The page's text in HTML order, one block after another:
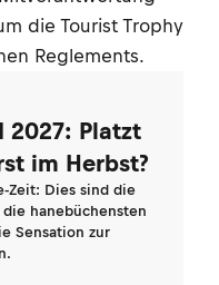
die Tourist Trophy
Reglements.
2027: Platzt
im Herbst?
Zeit: Dies sind die
hanebüchensten
Sensation zur